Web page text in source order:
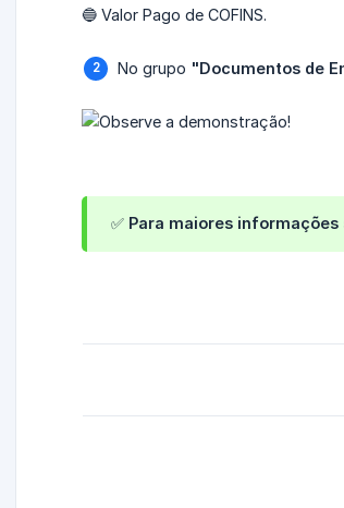
🔵 Valor Pago de COFINS.
No grupo "Documentos de
✅ Para maiores